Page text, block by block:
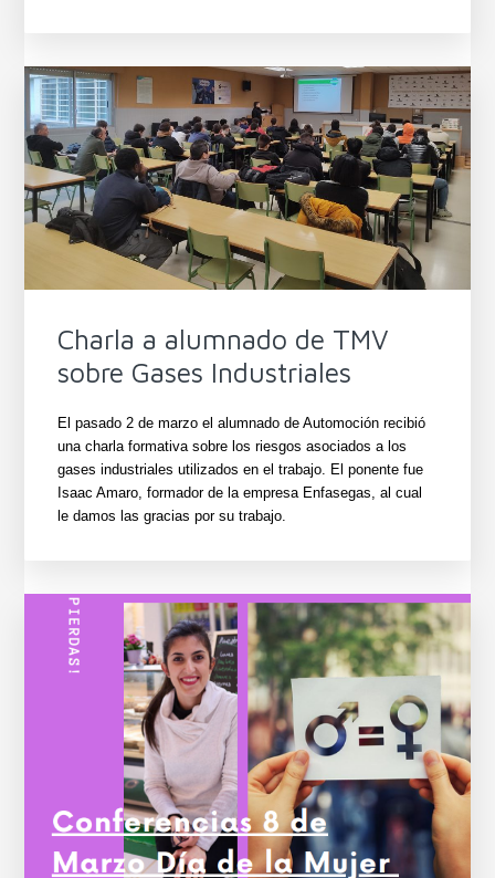
Charla a alumnado de TMV
sobre Gases Industriales
El pasado 2 de marzo el alumnado de Automoción recibió
una charla formativa sobre los riesgos asociados a los
gases industriales utilizados en el trabajo. El ponente fue
Isaac Amaro, formador de la empresa Enfasegas, al cual
le damos las gracias por su trabajo.